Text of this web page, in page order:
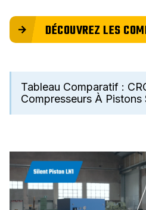
DÉCOUVREZ LES
Tableau Comparatif :
Compresseurs À Pistons